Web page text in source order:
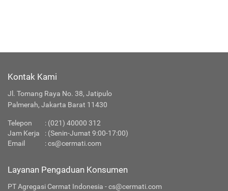
Kontak Kami
Jl. Tomang Raya No. 38, Jatipulo
Palmerah, Jakarta Barat 11430
Telepon : (021) 40000 312
Jam Kerja
: (Senin-Jumat 9:00-17:00)
Email
:cs@cermati.com
Layanan Pengaduan Konsumen
PT Agregasi Cermat Indonesia - cs@cermati.com